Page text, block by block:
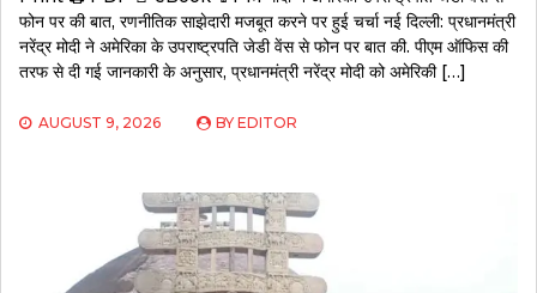
फोन पर की बात, रणनीतिक साझेदारी मजबूत करने पर हुई चर्चा नई दिल्ली: प्रधानमंत्री
नरेंद्र मोदी ने अमेरिका के उपराष्ट्रपति जेडी वेंस से फोन पर बात की. पीएम ऑफिस की
तरफ से दी गई जानकारी के अनुसार, प्रधानमंत्री नरेंद्र मोदी को अमेरिकी […]
AUGUST 9, 2026 BY EDITOR